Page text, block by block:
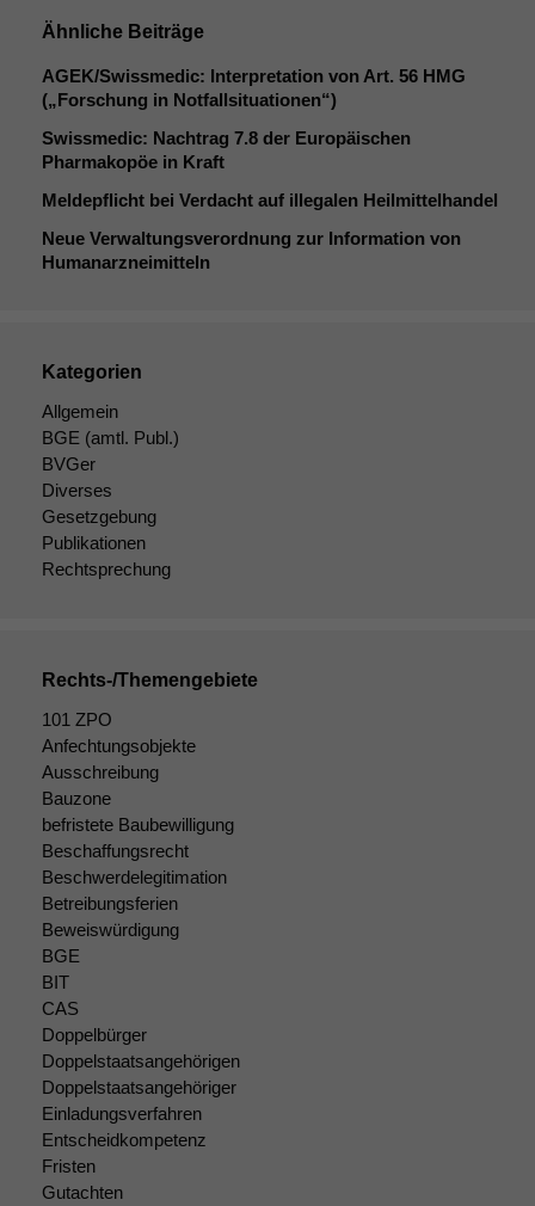
Ähnliche Beiträge
AGEK/Swissmedic: Interpretation von Art. 56 HMG
(„Forschung in Notfallsituationen“)
Swissmedic: Nachtrag 7.8 der Europäischen
Pharmakopöe in Kraft
Meldepflicht bei Verdacht auf illegalen Heilmittelhandel
Neue Verwaltungsverordnung zur Information von
Humanarzneimitteln
Kategorien
Allgemein
BGE (amtl. Publ.)
BVGer
Diverses
Gesetzgebung
Publikationen
Rechtsprechung
Rechts-/Themengebiete
101 ZPO
Anfechtungsobjekte
Ausschreibung
Bauzone
befristete Baubewilligung
Beschaffungsrecht
Beschwerdelegitimation
Betreibungsferien
Beweiswürdigung
BGE
BIT
CAS
Doppelbürger
Doppelstaatsangehörigen
Doppelstaatsangehöriger
Einladungsverfahren
Entscheidkompetenz
Fristen
Gutachten